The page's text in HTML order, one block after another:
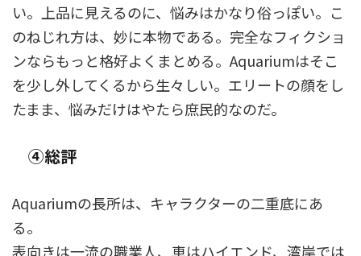
い。上品に見えるのに、悩みはかなり俗っぽい。こ
のねじれ方は、妙に本物である。完全なフィクショ
ンならもっと格好よくまとめる。Aquariumはそこ
を少し外してくるから生々しい。エリートの顔をし
たまま、悩みだけはやたら庶民的なのだ。
④総評
Aquariumの長所は、キャラクターの二重底にあ
る。
表向きは一流の職業人、車はハイエンド、湾岸では